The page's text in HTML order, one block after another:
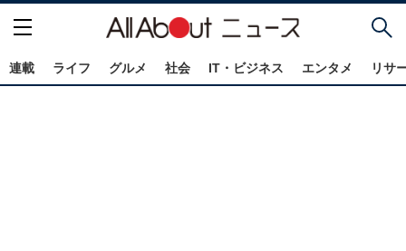
連載 ライフ グルメ 社会 IT・ビジネス エンタメ リサ